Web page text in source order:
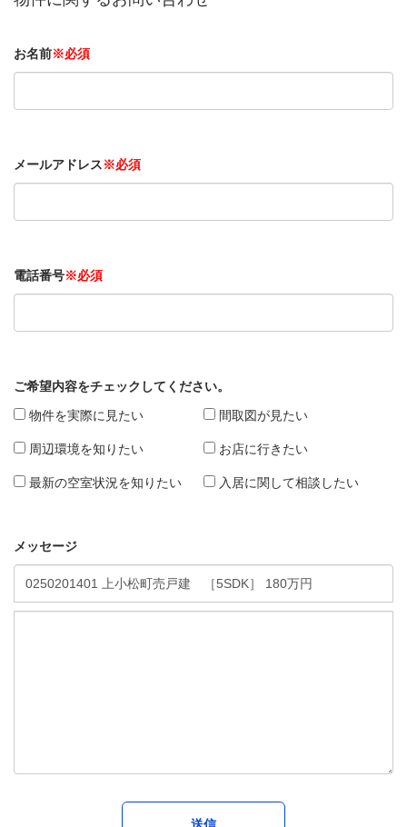
お名前※必須
メールアドレス※必須
電話番号※必須
ご希望内容をチェックしてください。
物件を実際に見たい
間取図が見たい
周辺環境を知りたい お店に行きたい
最新の空室状況を知りたい 入居に関して相談したい
メッセージ